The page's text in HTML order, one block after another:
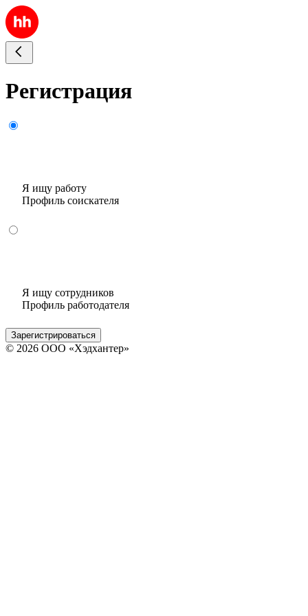
Регистрация
Я ищу работу
Профиль соискателя
Я ищу сотрудников
Профиль работодателя
Зарегистрироваться
© 2026 ООО «Хэдхантер»